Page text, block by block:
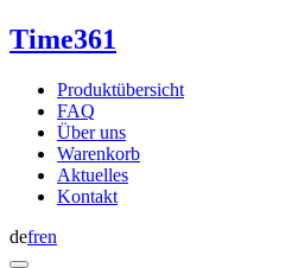
Time361
Produktübersicht
FAQ
Über uns
Warenkorb
Aktuelles
Kontakt
defren